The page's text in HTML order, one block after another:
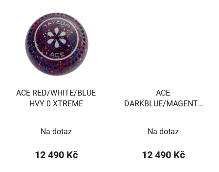
ACE RED/WHITE/BLUE
HVY 0 XTREME
Na dotaz
12 490 Kč
ACE
DARKBLUE/MAGENTA
Na dotaz
12 490 Kč